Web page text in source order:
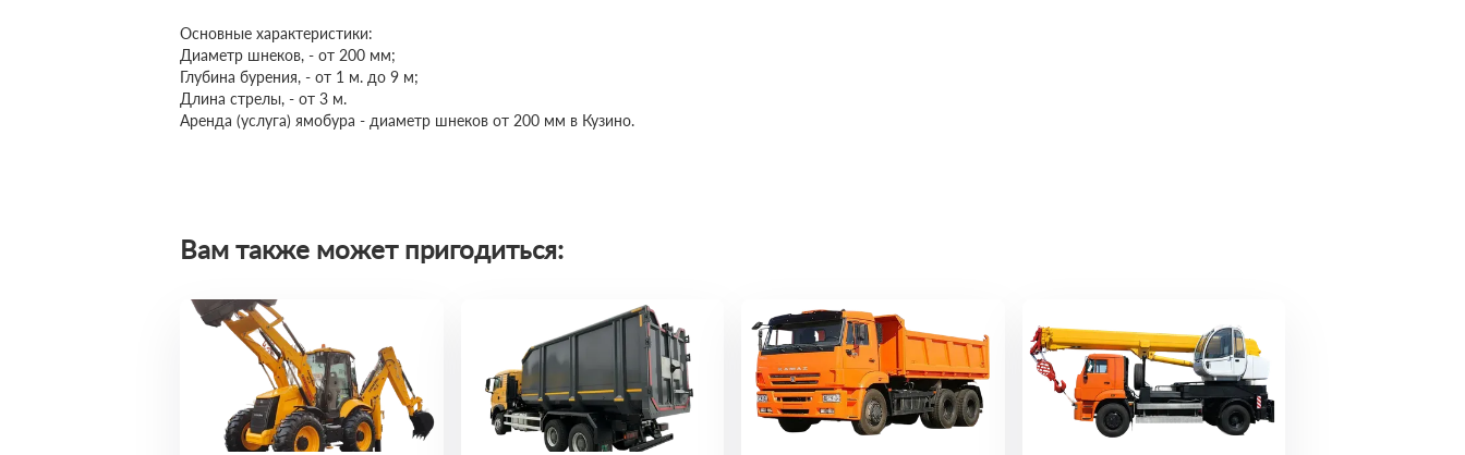
Основные характеристики:
Диаметр шнеков, - от 200 мм;
Глубина бурения, - от 1 м. до 9 м;
Длина стрелы, - от 3 м.
Аренда (услуга) ямобура - диаметр шнеков от 200 мм в Кузино.
Вам также может пригодиться: